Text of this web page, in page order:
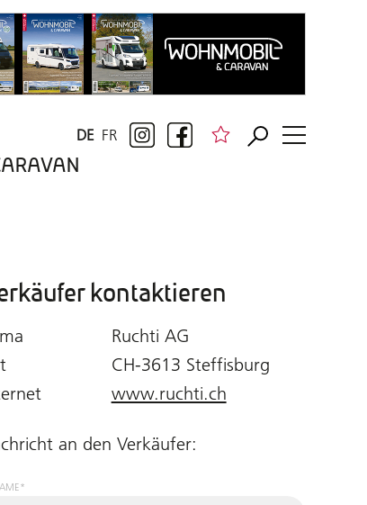
FR
DE
kontaktieren
Ruchti AG
CH-3613 Steffisburg
www.ruchti.ch
an den Verkäufer: